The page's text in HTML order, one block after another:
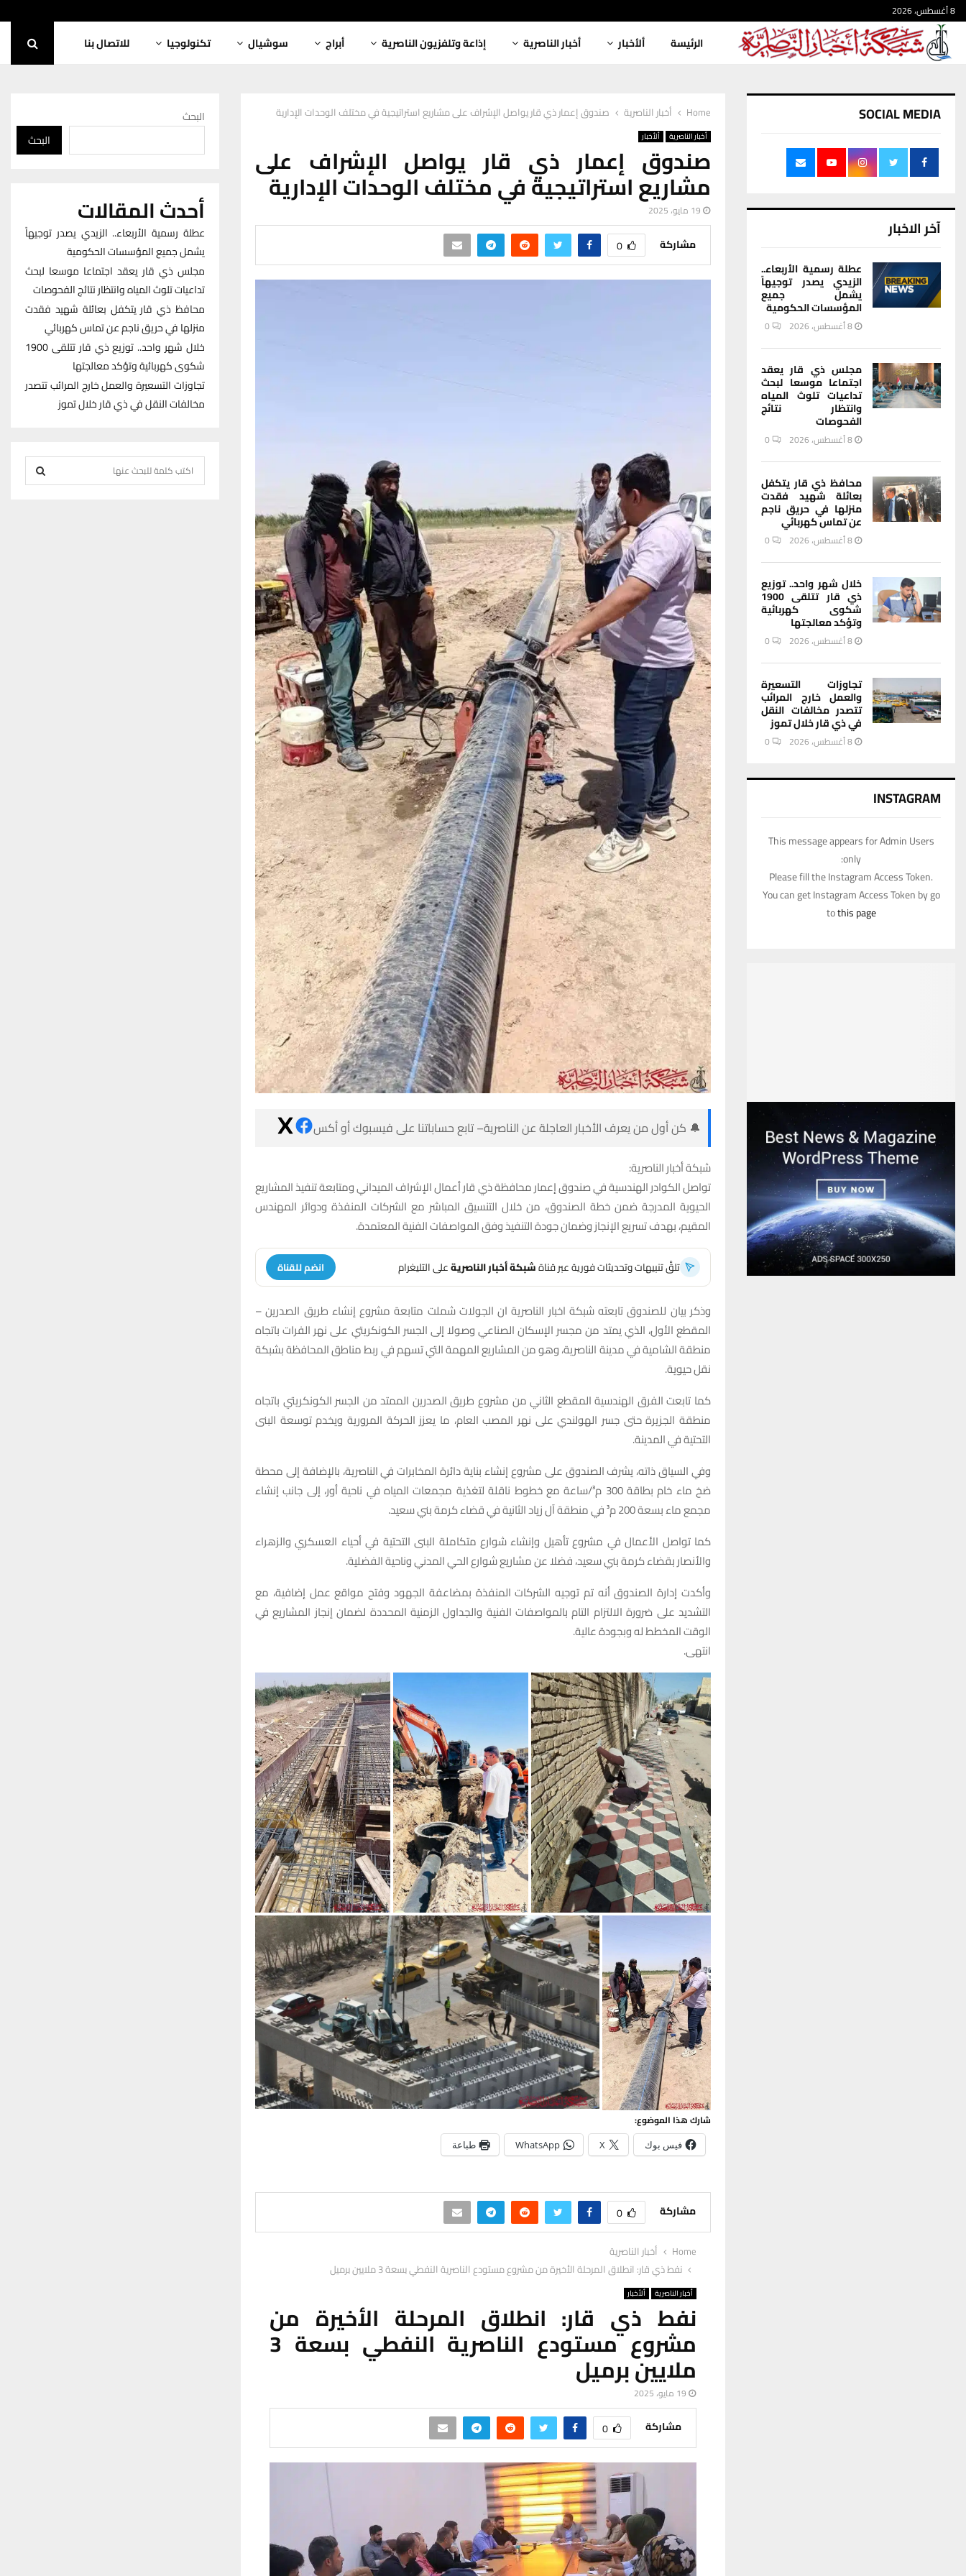
8 أغسطس، 2026
الرئيسة ألأخبار أخبار الناصرية إذاعة وتلفزيون الناصرية أبراج سوشيال تكنولوجيا للاتصال بنا
Home أخبار الناصرية صندوق إعمار ذي قار يواصل الإشراف على مشاريع استراتيجية في مختلف الوحدات الإدارية
أخبار الناصرية ألأخبار
صندوق إعمار ذي قار يواصل الإشراف على
مشاريع استراتيجية في مختلف الوحدات الإدارية
19 مايو، 2025
مشاركة 0
🔔 كن أول من يعرف الأخبار العاجلة عن الناصرية– تابع حساباتنا على فيسبوك أو أكس
شبكة أخبار الناصرية:
تواصل الكوادر الهندسية في صندوق إعمار محافظة ذي قار أعمال الإشراف الميداني ومتابعة تنفيذ المشاريع
الحيوية المدرجة ضمن خطة الصندوق، من خلال التنسيق المباشر مع الشركات المنفذة ودوائر المهندس
المقيم، بهدف تسريع الإنجاز وضمان جودة التنفيذ وفق المواصفات الفنية المعتمدة.
تلقَّ تنبيهات وتحديثات فورية عبر قناةشبكة أخبار الناصريةعلى التليغرام انضم للقناة
وذكر بيان للصندوق تابعته شبكة اخبار الناصرية ان الجولات شملت متابعة مشروع إنشاء طريق الصدرين –
المقطع الأول، الذي يمتد من مجسر الإسكان الصناعي وصولا إلى الجسر الكونكريتي على نهر الفرات باتجاه
منطقة الشامية في مدينة الناصرية، وهو من المشاريع المهمة التي تسهم في ربط مناطق المحافظة بشبكة
نقل حيوية.
كما تابعت الفرق الهندسية المقطع الثاني من مشروع طريق الصدرين الممتد من الجسر الكونكريتي باتجاه
منطقة الجزيرة حتى جسر الهولندي على نهر المصب العام، ما يعزز الحركة المرورية ويخدم توسعة البنى
التحتية في المدينة.
وفي السياق ذاته، يشرف الصندوق على مشروع إنشاء بناية دائرة المخابرات في الناصرية، بالإضافة إلى محطة
ضخ ماء خام بطاقة 300 م³/ساعة مع خطوط ناقلة لتغذية مجمعات المياه في ناحية أور، إلى جانب إنشاء
مجمع ماء بسعة 200 م³ في منطقة آل زياد الثانية في قضاء كرمة بني سعيد.
كما تواصل الأعمال في مشروع تأهيل وإنشاء شوارع متكاملة البنى التحتية في أحياء العسكري والزهراء
والأنصار بقضاء كرمة بني سعيد، فضلا عن مشاريع شوارع الحي المدني وناحية الفضلية.
وأكدت إدارة الصندوق أنه تم توجيه الشركات المنفذة بمضاعفة الجهود وفتح مواقع عمل إضافية، مع
التشديد على ضرورة الالتزام التام بالمواصفات الفنية والجداول الزمنية المحددة لضمان إنجاز المشاريع في
الوقت المخطط له وبجودة عالية.
انتهى.
شارك هذا الموضوع:
فيس بوك X
WhatsApp طباعة
مشاركة 0
Home
أخبار الناصرية
نفط ذي قار: انطلاق المرحلة الأخيرة من مشروع مستودع الناصرية النفطي بسعة 3 ملايين برميل
أخبار الناصرية ألأخبار
نفط ذي قار: انطلاق المرحلة الأخيرة من
مشروع مستودع الناصرية النفطي بسعة 3
ملايين برميل
19 مايو، 2025
مشاركة 0
SOCIAL MEDIA
آخر الاخبار
عطلة رسمية الأربعاء..
الزيدي يصدر توجيهاً
يشمل جميع
المؤسسات الحكومية
8 أغسطس، 2026 0
مجلس ذي قار يعقد
اجتماعا موسعا لبحث
تداعيات تلوث المياه
وانتظار نتائج
الفحوصات
8 أغسطس، 2026 0
محافظ ذي قار يتكفل
بعائلة شهيد فقدت
منزلها في حريق ناجم
عن تماس كهربائي
8 أغسطس، 2026 0
خلال شهر واحد.. توزيع
ذي قار تتلقى 1900
شكوى كهربائية
وتؤكد معالجتها
8 أغسطس، 2026 0
تجاوزات التسعيرة
والعمل خارج المرائب
تتصدر مخالفات النقل
في ذي قار خلال تموز
8 أغسطس، 2026 0
INSTAGRAM
This message appears for Admin Users
only:
Please fill the Instagram Access Token.
You can get Instagram Access Token by go
tothis page
البحث
البحث
أحدث المقالات
عطلة رسمية الأربعاء.. الزيدي يصدر توجيهاً
يشمل جميع المؤسسات الحكومية
مجلس ذي قار يعقد اجتماعا موسعا لبحث
تداعيات تلوث المياه وانتظار نتائج الفحوصات
محافظ ذي قار يتكفل بعائلة شهيد فقدت
منزلها في حريق ناجم عن تماس كهربائي
خلال شهر واحد.. توزيع ذي قار تتلقى 1900
شكوى كهربائية وتؤكد معالجتها
تجاوزات التسعيرة والعمل خارج المرائب تتصدر
مخالفات النقل في ذي قار خلال تموز
e